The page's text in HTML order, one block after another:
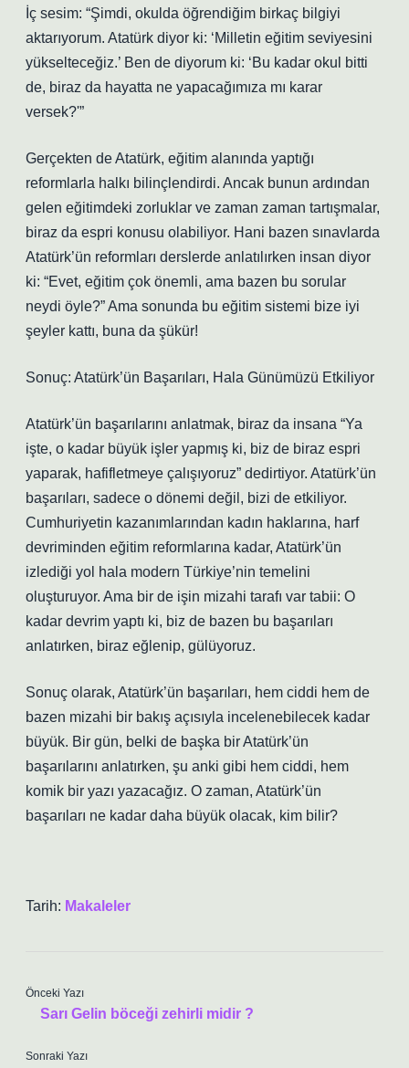
İç sesim: “Şimdi, okulda öğrendiğim birkaç bilgiyi
aktarıyorum. Atatürk diyor ki: ‘Milletin eğitim seviyesini
yükselteceğiz.’ Ben de diyorum ki: ‘Bu kadar okul bitti
de, biraz da hayatta ne yapacağımıza mı karar
versek?'”
Gerçekten de Atatürk, eğitim alanında yaptığı
reformlarla halkı bilinçlendirdi. Ancak bunun ardından
gelen eğitimdeki zorluklar ve zaman zaman tartışmalar,
biraz da espri konusu olabiliyor. Hani bazen sınavlarda
Atatürk’ün reformları derslerde anlatılırken insan diyor
ki: “Evet, eğitim çok önemli, ama bazen bu sorular
neydi öyle?” Ama sonunda bu eğitim sistemi bize iyi
şeyler kattı, buna da şükür!
Sonuç: Atatürk’ün Başarıları, Hala Günümüzü Etkiliyor
Atatürk’ün başarılarını anlatmak, biraz da insana “Ya
işte, o kadar büyük işler yapmış ki, biz de biraz espri
yaparak, hafifletmeye çalışıyoruz” dedirtiyor. Atatürk’ün
başarıları, sadece o dönemi değil, bizi de etkiliyor.
Cumhuriyetin kazanımlarından kadın haklarına, harf
devriminden eğitim reformlarına kadar, Atatürk’ün
izlediği yol hala modern Türkiye’nin temelini
oluşturuyor. Ama bir de işin mizahi tarafı var tabii: O
kadar devrim yaptı ki, biz de bazen bu başarıları
anlatırken, biraz eğlenip, gülüyoruz.
Sonuç olarak, Atatürk’ün başarıları, hem ciddi hem de
bazen mizahi bir bakış açısıyla incelenebilecek kadar
büyük. Bir gün, belki de başka bir Atatürk’ün
başarılarını anlatırken, şu anki gibi hem ciddi, hem
komik bir yazı yazacağız. O zaman, Atatürk’ün
başarıları ne kadar daha büyük olacak, kim bilir?
Tarih: Makaleler
Önceki Yazı
Sarı Gelin böceği zehirli midir ?
Sonraki Yazı